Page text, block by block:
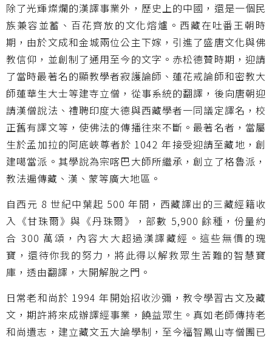
除了光輝燦爛的漢譯事業外，歷史上的中國，還是一個民
族兼容並蓄、百花齊放的文化熔爐。西藏在吐番王朝時
期，由於文成和金城兩位公主下嫁，引進了盛唐文化與佛
教信仰，並創制了通用至今的文字。赤松德贊時期，迎請
了當時最著名的顯教學者寂護論師、蓮花戒論師和密教大
師蓮華生大士等建寺立僧，從事系統的翻譯，後向唐朝迎
請漢僧說法、禮聘印度大德與西藏學者一同議定譯名，校
正舊有譯文等，使佛法的傳播往來不斷。最著名者，當屬
生於孟加拉的阿底峽尊者於 1042 年接受迎請至藏地，創
建噶當派。其學說為宗喀巴大師所繼承，創立了格魯派，
教法遍傳藏、漢、蒙等廣大地區。
自西元 8 世紀中葉起 500 年間，西藏譯出的三藏經籍收
入《甘珠爾》與《丹珠爾》，部數 5,900 餘種，份量約
合 300 萬頌，內容大大超過漢譯藏經。這些無價的瑰
寶，還待你我的努力，將此得以解救眾生苦難的智慧寶
庫，透由翻譯，大開解脫之門。
日常老和尚於 1994 年開始招收沙彌，教令學習古文及藏
文，期許將來成辦譯經事業，饒益眾生。真如老師傳持老
和尚遺志，建立藏文五大論學制，至今福智鳳山寺僧團已